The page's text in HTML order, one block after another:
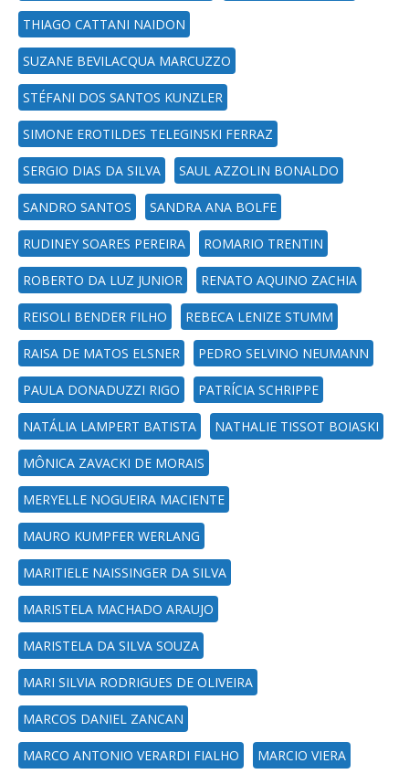
THIAGO CATTANI NAIDON
SUZANE BEVILACQUA MARCUZZO
STÉFANI DOS SANTOS KUNZLER
SIMONE EROTILDES TELEGINSKI FERRAZ
SERGIO DIAS DA SILVA SAUL AZZOLIN BONALDO
SANDRO SANTOS SANDRA ANA BOLFE
RUDINEY SOARES PEREIRA ROMARIO TRENTIN
ROBERTO DA LUZ JUNIOR RENATO AQUINO ZACHIA
REISOLI BENDER FILHO REBECA LENIZE STUMM
RAISA DE MATOS ELSNER PEDRO SELVINO NEUMANN
PAULA DONADUZZI RIGO PATRÍCIA SCHRIPPE
NATÁLIA LAMPERT BATISTA NATHALIE TISSOT BOIASKI
MÔNICA ZAVACKI DE MORAIS
MERYELLE NOGUEIRA MACIENTE
MAURO KUMPFER WERLANG
MARITIELE NAISSINGER DA SILVA
MARISTELA MACHADO ARAUJO
MARISTELA DA SILVA SOUZA
MARI SILVIA RODRIGUES DE OLIVEIRA
MARCOS DANIEL ZANCAN
MARCO ANTONIO VERARDI FIALHO MARCIO VIERA